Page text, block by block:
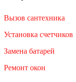
Вызов сантехника
Установка счетчиков
Замена батарей
Ремонт окон